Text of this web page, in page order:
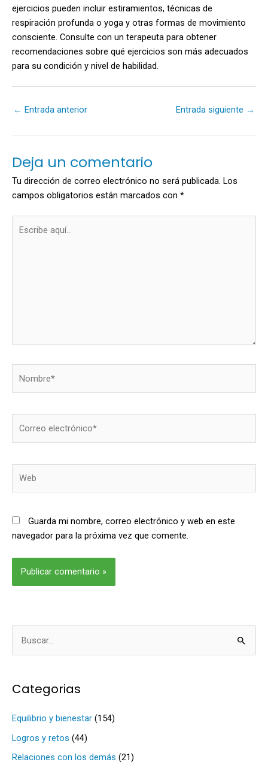
ejercicios pueden incluir estiramientos, técnicas de
respiración profunda o yoga y otras formas de movimiento
consciente. Consulte con un terapeuta para obtener
recomendaciones sobre qué ejercicios son más adecuados
para su condición y nivel de habilidad.
← Entrada anterior Entrada siguiente →
Deja un comentario
Tu dirección de correo electrónico no será publicada. Los
campos obligatorios están marcados con *
aquí...
electrónico*
Guarda mi nombre, correo electrónico y web en este
navegador para la próxima vez que comente.
c
a
Categorias
Equilibrio y bienestar (154)
Logros y retos (44)
Relaciones con los demás (21)